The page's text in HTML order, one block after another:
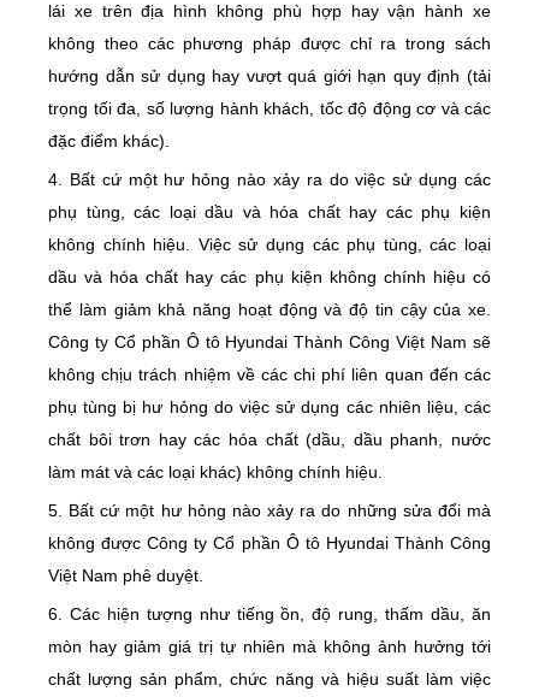
lái xe trên địa hình không phù hợp hay vận hành xe
không theo các phương pháp được chỉ ra trong sách
hướng dẫn sử dụng hay vượt quá giới hạn quy định (tải
trọng tối đa, số lượng hành khách, tốc độ động cơ và các
đặc điểm khác).
4. Bất cứ một hư hỏng nào xảy ra do việc sử dụng các
phụ tùng, các loại dầu và hóa chất hay các phụ kiện
không chính hiệu. Việc sử dụng các phụ tùng, các loại
dầu và hóa chất hay các phụ kiện không chính hiệu có
thể làm giảm khả năng hoạt động và độ tin cậy của xe.
Công ty Cổ phần Ô tô Hyundai Thành Công Việt Nam sẽ
không chịu trách nhiệm về các chi phí liên quan đến các
phụ tùng bị hư hỏng do việc sử dụng các nhiên liệu, các
chất bôi trơn hay các hóa chất (dầu, dầu phanh, nước
làm mát và các loại khác) không chính hiệu.
5. Bất cứ một hư hỏng nào xảy ra do những sửa đổi mà
không được Công ty Cổ phần Ô tô Hyundai Thành Công
Việt Nam phê duyệt.
6. Các hiện tượng như tiếng ồn, độ rung, thấm dầu, ăn
mòn hay giảm giá trị tự nhiên mà không ảnh hưởng tới
chất lượng sản phẩm, chức năng và hiệu suất làm việc